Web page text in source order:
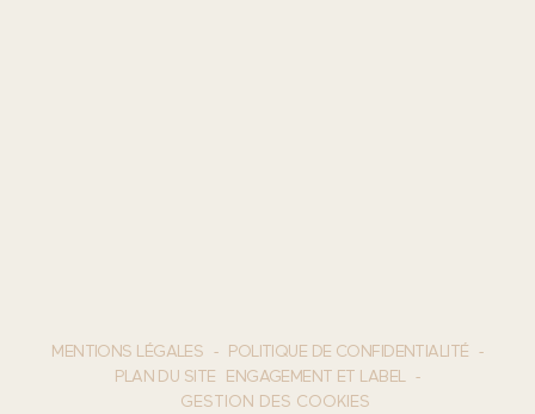
MENTIONS LÉGALES
POLITIQUE DE CONFIDENTIALITÉ
PLAN DU SITE ENGAGEMENT ET LABEL
GESTION DES COOKIES